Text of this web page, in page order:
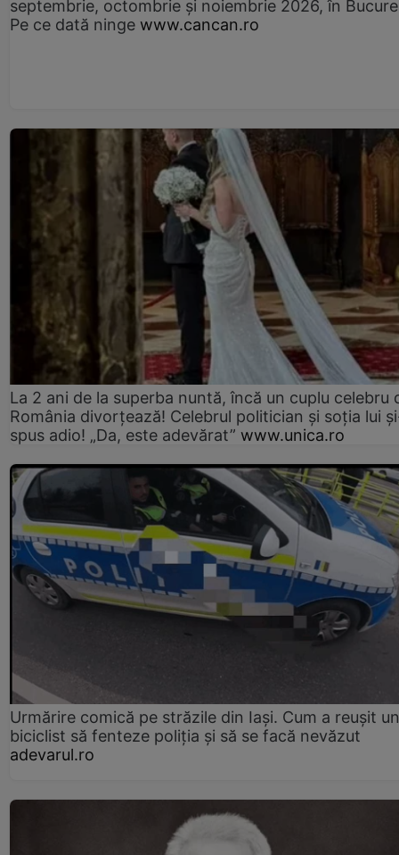
septembrie, octombrie și noiembrie 2026, în
Pe ce dată ninge www.cancan.ro
La 2 ani de la superba nuntă, încă un cuplu celebru
România divorțează! Celebrul politician și soția lui
spus adio! „Da, este adevărat” www.unica.ro
Urmărire comică pe străzile din Iași. Cum a reușit un
biciclist să fenteze poliția și să se facă nevăzut
adevarul.ro